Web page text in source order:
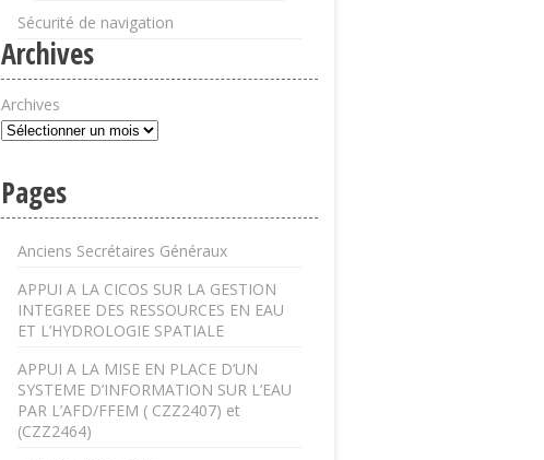
Sécurité de navigation
Archives
Archives
Pages
Anciens Secrétaires Généraux
APPUI A LA CICOS SUR LA GESTION
INTEGREE DES RESSOURCES EN EAU
ET L’HYDROLOGIE SPATIALE
APPUI A LA MISE EN PLACE D’UN
SYSTEME D’INFORMATION SUR L’EAU
PAR L’AFD/FFEM ( CZZ2407) et
(CZZ2464)